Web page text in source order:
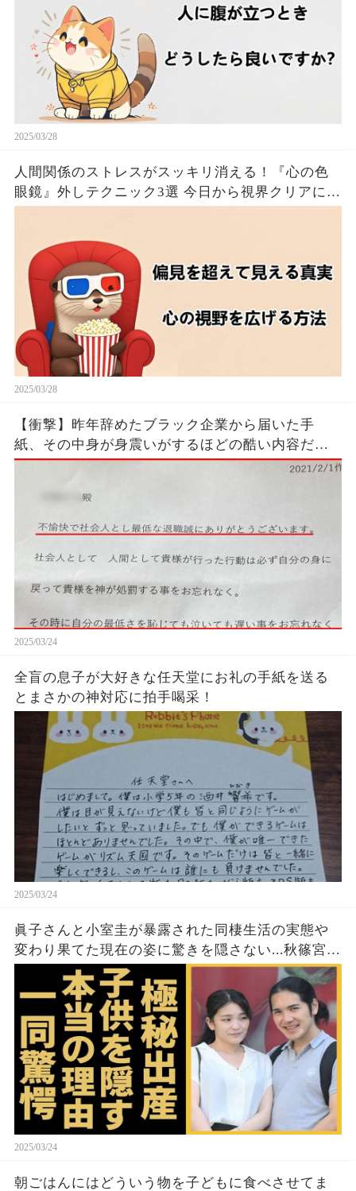
2025/03/28
人間関係のストレスがスッキリ消える！『心の色
眼鏡』外しテクニック3選 今日から視界クリアにな
2025/03/28
【衝撃】昨年辞めたブラック企業から届いた手
紙、その中身が身震いがするほどの酷い内容だっ
た…...
2025/03/24
全盲の息子が大好きな任天堂にお礼の手紙を送る
とまさかの神対応に拍手喝采！
2025/03/24
眞子さんと小室圭が暴露された同棲生活の実態や
変わり果てた現在の姿に驚きを隠さない...秋篠宮家
の長女がアメリカで極秘出産の真相や暴露された
ヤバいO癖に言葉を失う...
2025/03/24
朝ごはんにはどういう物を子どもに食べさせてま